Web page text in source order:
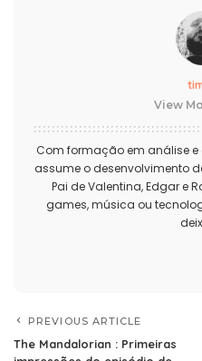
View
Com formação em análise e
assume o desenvolvimento
Pai de Valentina, Edgar e
games, música ou
PREVIOUS ARTICLE
The Mandalorian : Primeiras